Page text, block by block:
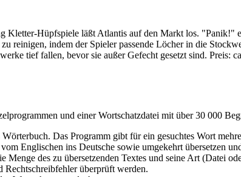
Kletter-Hüpfspiele läßt Atlantis auf den Markt los.
reinigen, indem der Spieler passende Löcher in die
tief fallen, bevor sie außer Gefecht gesetzt sind. Preis:
und einer Wortschatzdatei mit über 30 000
Das Programm gibt für ein gesuchtes Wort
Englischen ins Deutsche sowie umgekehrt übersetzen
Menge des zu übersetzenden Textes und seine Art (Datei
überprüft werden.